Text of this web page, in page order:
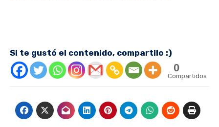
Si te gustó el contenido, compartilo :)
0
Compartidos